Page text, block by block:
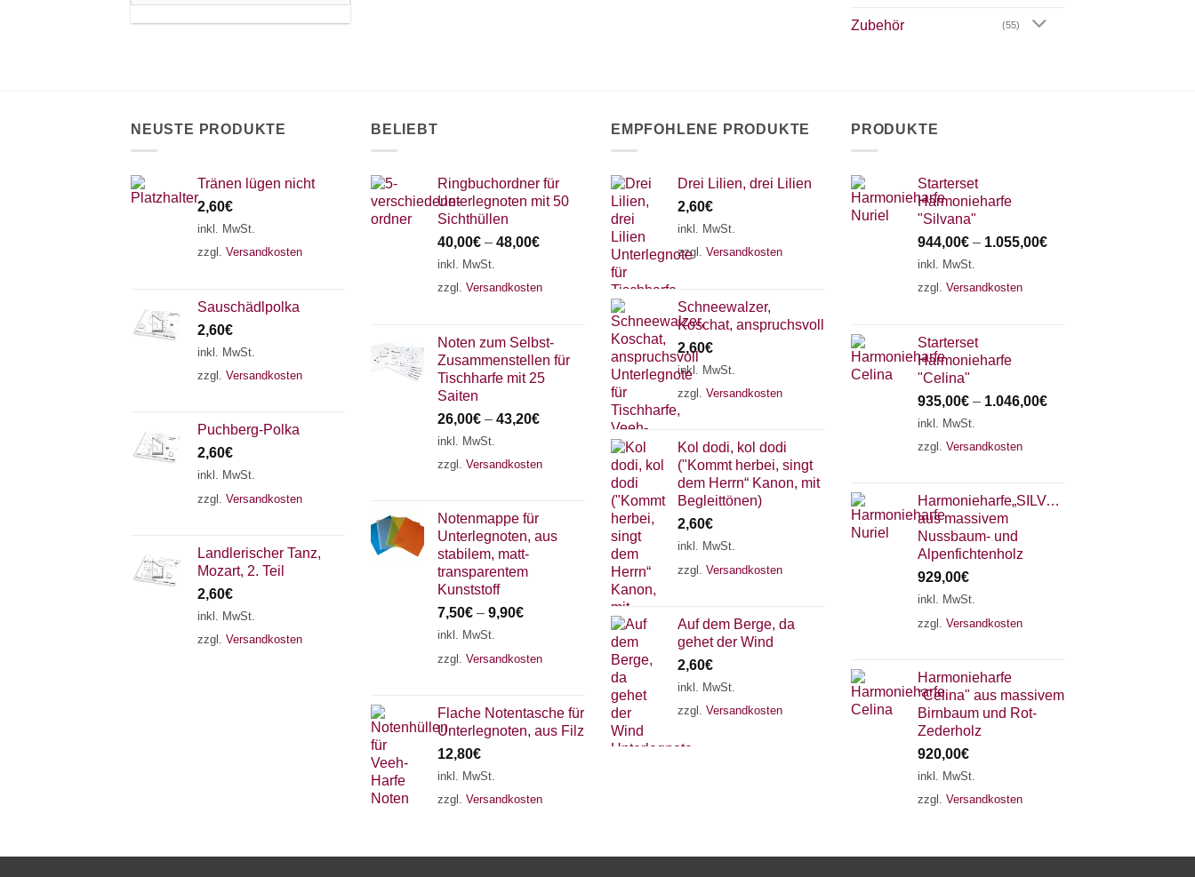
gewählt
werden
Zubehör (55)
NEUSTE PRODUKTE
Tränen lügen nicht
2,60€
inkl. MwSt.
zzgl. Versandkosten
Sauschädlpolka
2,60€
inkl. MwSt.
zzgl. Versandkosten
Puchberg-Polka
2,60€
inkl. MwSt.
zzgl. Versandkosten
Landlerischer Tanz,
Mozart, 2. Teil
2,60€
inkl. MwSt.
zzgl. Versandkosten
BELIEBT
Ringbuchordner für
Unterlegnoten mit 50
Sichthüllen
40,00€ – 48,00€
inkl. MwSt.
zzgl. Versandkosten
Noten zum Selbst-
Zusammenstellen für
Tischharfe mit 25
Saiten
26,00€ – 43,20€
inkl. MwSt.
zzgl. Versandkosten
Notenmappe für
Unterlegnoten, aus
stabilem, matt-
transparentem
Kunststoff
7,50€ – 9,90€
inkl. MwSt.
zzgl. Versandkosten
Flache Notentasche für
Unterlegnoten, aus Filz
12,80€
inkl. MwSt.
zzgl. Versandkosten
EMPFOHLENE PRODUKTE
Drei Lilien, drei Lilien
2,60€
inkl. MwSt.
zzgl. Versandkosten
Schneewalzer,
Koschat, anspruchsvoll
2,60€
inkl. MwSt.
zzgl. Versandkosten
Kol dodi, kol dodi
("Kommt herbei, singt
dem Herrn“ Kanon, mit
Begleittönen)
2,60€
inkl. MwSt.
zzgl. Versandkosten
Auf dem Berge, da
gehet der Wind
2,60€
inkl. MwSt.
zzgl. Versandkosten
PRODUKTE
Starterset
Harmonieharfe
"Silvana"
944,00€ – 1.055,00€
inkl. MwSt.
zzgl. Versandkosten
Starterset
Harmonieharfe
"Celina"
935,00€ – 1.046,00€
inkl. MwSt.
zzgl. Versandkosten
Harmonieharfe„SILVANA"
aus massivem
Nussbaum- und
Alpenfichtenholz
929,00€
inkl. MwSt.
zzgl. Versandkosten
Harmonieharfe
"Celina" aus massivem
Birnbaum und Rot-
Zederholz
920,00€
inkl. MwSt.
zzgl. Versandkosten
18 SAITEN 21 SAITEN 25 SAITEN
AKKORDZITHER